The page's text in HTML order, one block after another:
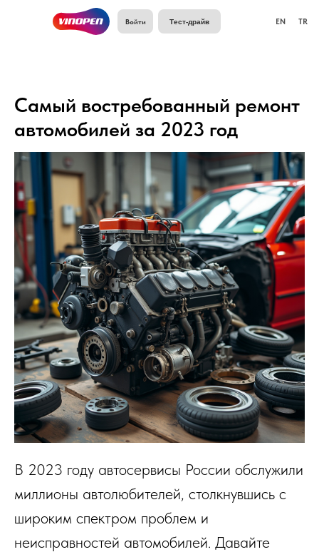
Тест-драйв
Войти TR
EN
Самый востребованный ремонт
автомобилей за 2023 год
В 2023 году автосервисы России обслужили
миллионы автолюбителей, столкнувшись с
широким спектром проблем и
неисправностей автомобилей. Давайте